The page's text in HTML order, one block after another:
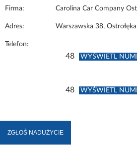
Firma: Carolina Car Company
Adres: Warszawska 38, Ostrołęka
Telefon:
48 WYŚWIETL
48 WYŚWIETL